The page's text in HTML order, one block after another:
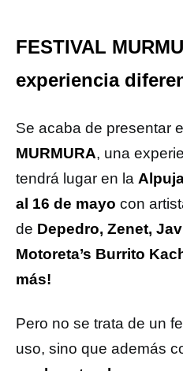
FESTIVAL
experiencia
Se acaba de presentar el
MURMURA, una
tendrá lugar en la
al 16 de mayo con
de Depedro, Zenet,
Motoreta’s Burrito
más!
Pero no se trata de un
uso, sino que además